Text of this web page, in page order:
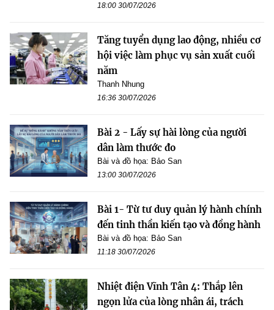
18:00 30/07/2026
Tăng tuyển dụng lao động, nhiều cơ
hội việc làm phục vụ sản xuất cuối
năm
Thanh Nhung
16:36 30/07/2026
Bài 2 - Lấy sự hài lòng của người
dân làm thước đo
Bài và đồ họa: Bảo San
13:00 30/07/2026
Bài 1- Từ tư duy quản lý hành chính
đến tinh thần kiến tạo và đồng hành
Bài và đồ họa: Bảo San
11:18 30/07/2026
Nhiệt điện Vĩnh Tân 4: Thắp lên
ngọn lửa của lòng nhân ái, trách